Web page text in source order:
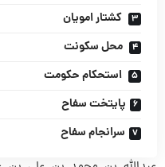
کشتار امویان
محل سکونت
استحکام حکومت
پایتخت سفاح
سرانجام سفاح